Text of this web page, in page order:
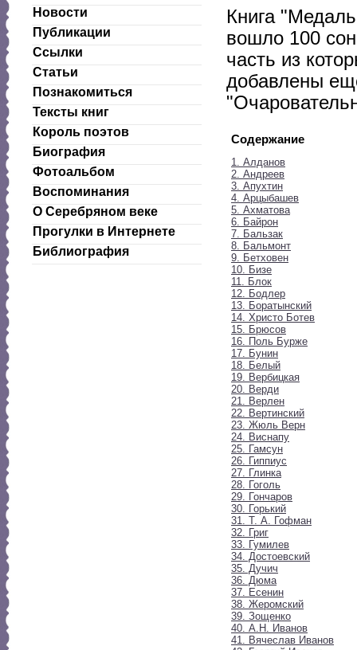
Новости
Публикации
Ссылки
Статьи
Познакомиться
Тексты книг
Король поэтов
Биография
Фотоальбом
Воспоминания
О Серебряном веке
Прогулки в Интернете
Библиография
Книга
вошло 100
часть из
добавлены
Содержание
1. Алданов
2. Андреев
3. Апухтин
4. Арцыбашев
5. Ахматова
6. Байрон
7. Бальзак
8. Бальмонт
9. Бетховен
10. Бизе
11. Блок
12. Бодлер
13. Боратынский
14. Христо Ботев
15. Брюсов
16. Поль Бурже
17. Бунин
18. Белый
19. Вербицкая
20. Верди
21. Верлен
22. Вертинский
23. Жюль Верн
24. Виснапу
25. Гамсун
26. Гиппиус
27. Глинка
28. Гоголь
29. Гончаров
30. Горький
31. Т. А. Гофман
32. Григ
33. Гумилев
34. Достоевский
35. Дучич
36. Дюма
37. Есенин
38. Жеромский
39. Зощенко
40. А.Н. Иванов
41. Вячеслав Иванов